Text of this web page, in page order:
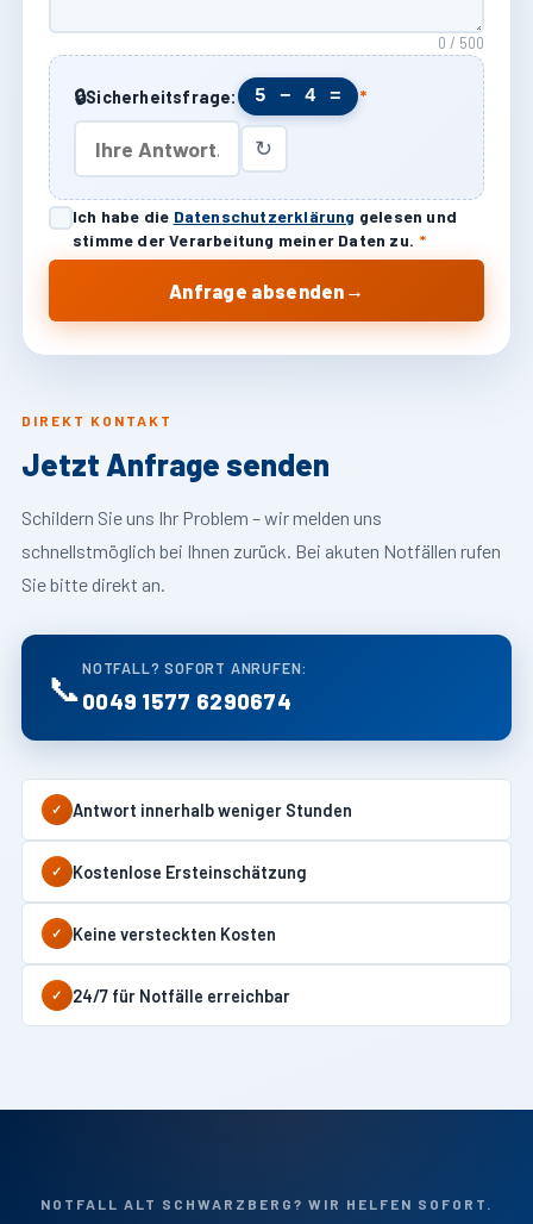
DIREKT KONTAKT
Jetzt Anfrage senden
Schildern Sie uns Ihr Problem – wir melden uns
schnellstmöglich bei Ihnen zurück. Bei akuten Notfällen rufen
Sie bitte direkt an.
📞 NOTFALL? SOFORT ANRUFEN:
0049 1577 6290674
✓ Antwort innerhalb weniger Stunden
✓ Kostenlose Ersteinschätzung
✓ Keine versteckten Kosten
✓ 24/7 für Notfälle erreichbar
0 / 500
🔒Sicherheitsfrage: 5 − 4 = *
↻
Ich habe die Datenschutzerklärung gelesen und
stimme der Verarbeitung meiner Daten zu. *
Anfrage absenden →
NOTFALL ALT SCHWARZBERG? WIR HELFEN SOFORT.